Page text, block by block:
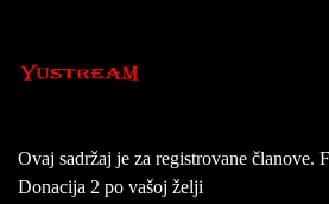
Ovaj sadržaj je za registrovane članove.
Donacija 2 po vašoj želji